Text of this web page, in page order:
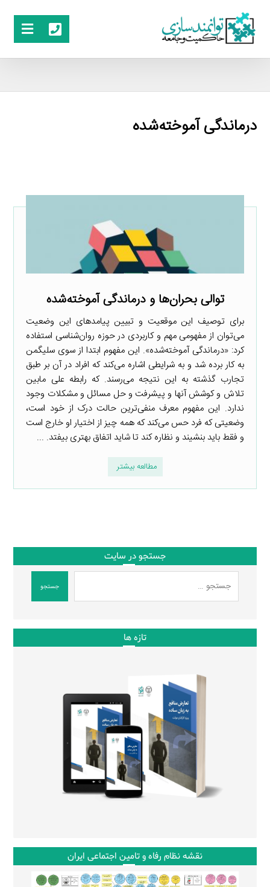
درماندگی آموخته‌شده
توالی بحران‌ها و درماندگی آموخته‌شده
برای توصیف این موقعیت و تبیین پیامدهای این وضعیت
می‌توان از مفهومی مهم و کاربردی در حوزه روان‌شناسی استفاده
کرد: «درماندگی آموخته‌شده». این مفهوم ابتدا از سوی سلیگمن
به کار برده شد و به شرایطی اشاره می‌کند که افراد در آن بر طبق
تجارب گذشته به این نتیجه می‌رسند. که رابطه علی مابین
تلاش و کوشش آنها و پیشرفت و حل مسائل و مشکلات وجود
ندارد. این مفهوم معرف منفی‌ترین حالت درک از خود است،
وضعیتی که فرد حس می‌کند که همه چیز از اختیار او خارج است
و فقط باید بنشیند و نظاره کند تا شاید اتفاق بهتری بیفتد. ...
مطالعه بیشتر
جستجو در سایت
جستجو
تازه ها
نقشه نظام رفاه و تامین اجتماعی ایران